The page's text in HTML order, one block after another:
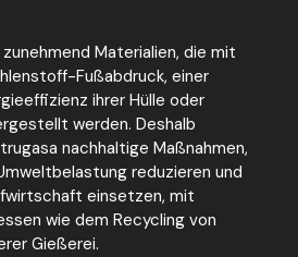
Materialien, die mit
Fußabdruck, einer
ihrer Hülle oder
werden. Deshalb
nachhaltige Maßnahmen,
reduzieren und
einsetzen, mit
wie dem Recycling von
Gießerei.